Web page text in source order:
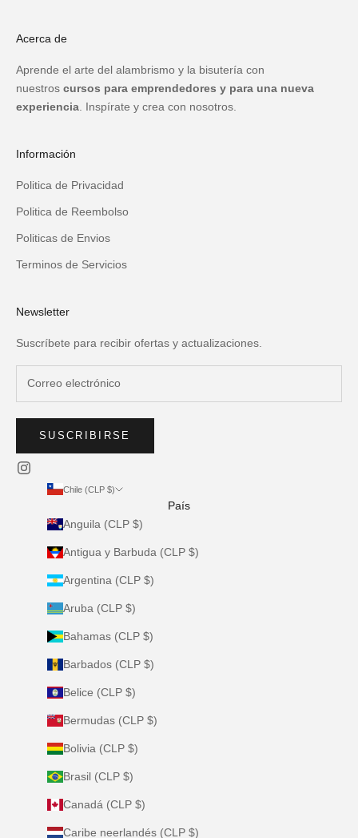
Acerca de
Aprende el arte del alambrismo y la bisutería con
nuestros cursos para emprendedores y para una nueva
experiencia . Inspírate y crea con nosotros.
Información
Politica de Privacidad
Politica de Reembolso
Politicas de Envios
Terminos de Servicios
Newsletter
Suscríbete para recibir ofertas y actualizaciones.
SUSCRIBIRSE
Chile (CLP $)
País
Anguila (CLP $)
Antigua y Barbuda (CLP $)
Argentina (CLP $)
Aruba (CLP $)
Bahamas (CLP $)
Barbados (CLP $)
Belice (CLP $)
Bermudas (CLP $)
Bolivia (CLP $)
Brasil (CLP $)
Canadá (CLP $)
Caribe neerlandés (CLP $)